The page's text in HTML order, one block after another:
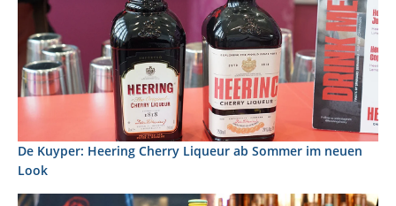
De Kuyper: Heering Cherry Liqueur ab Sommer im neuen
Look